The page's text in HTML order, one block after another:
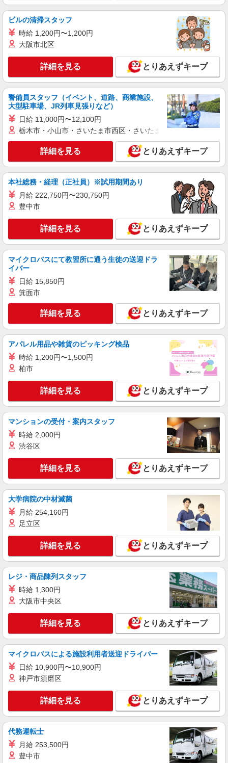
キープ 詳細を見る
派遣社員
株式会社kotrio /●HR-H-1849703
西広島駅＊看護助手(資格経験不問)募集♪食事
配膳などの補助業務
時給1450円〜1937円 ＜日払い有/週払い有/交
通費全支給(ガソリン代含む)＞
広島市内多数
キープ 詳細を見る
株式会社kotrio /●HR-H-1880316
＜西広島駅＞綺麗な病院の看護助手
時給1450円〜1937円 ＜日払い有/週払い有/交
通費全支給(ガソリン代含む)＞
キープ 詳細を見る
株式会社kotrio /●HR-H-1955930
≪新井口駅／看護助手≫子育て世代活躍中！働
通費全支給(ガソリン代含む)＞
広島県広島市西区
キープ 詳細を見る
派遣社員
≪新井口駅≫年齢不問！０からスタートでも活
躍できる看護助手♪
時給1500円〜2125円 ＜日払い有/週払い有/交
通費全支給(ガソリン代含む)＞
詳細を見る
派遣社員
株式会社kotrio /●HR-H-2093075
＜横川駅＞元気も、プライベートも諦めない＊
週3〜OK/看護助手
時給1350円〜1937円 ＜日払い有/週払い有/交
広島県西区
キープ 詳細を見る
派遣社員
株式会社kotrio /●HR-H-2078613
≪横川駅≫未経験・無資格から看護助手へ挑
戦！シフト相談OK♪
時給1500円〜2125円 ＜日払い有/週払い有/交
通費全支給(ガソリン代含む)＞
広島県西区
キープ 詳細を見る
株式会社kotrio /●HR-H-1855365
新井口駅▼補助メイン！きれいな病院で車いす
時給1450円〜1937円 ＜日払い有/週払い有/交
ビルの清掃スタッフ
時給 1,200円〜1,200円
大阪市北区
詳細を見る とりあえずキープ
警備員スタッフ（イベント、道路、商業施設、
大型駐車場、JR列車見張りなど）
日給 11,000円〜12,100円
栃木市・小山市・さいたま市西区・さいたま市岩槻区・久喜市・
詳細を見る とりあえずキープ
本社総務・経理（正社員）※試用期間あり
月給 222,750円〜230,750円
豊中市
詳細を見る とりあえずキープ
マイクロバスにて教習所に通う生徒の送迎ドラ
イバー
日給 15,850円
箕面市
詳細を見る とりあえずキープ
アパレル用品や雑貨のピッキング検品
時給 1,200円〜1,500円
柏市
詳細を見る とりあえずキープ
マンションの受付・案内スタッフ
時給 2,000円
渋谷区
詳細を見る とりあえずキープ
大学病院の中材滅菌
月給 254,160円
足立区
詳細を見る とりあえずキープ
レジ・商品陳列スタッフ
時給 1,300円
大阪市中央区
詳細を見る とりあえずキープ
マイクロバスによる施設利用者送迎ドライバー
日給 10,900円〜10,900円
神戸市須磨区
詳細を見る とりあえずキープ
代務運転士
月給 253,500円
豊中市